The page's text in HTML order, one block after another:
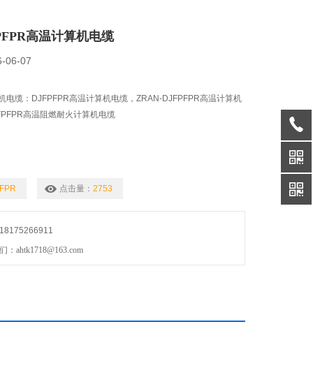
高温计算机电缆
06-07
电缆：DJFPFPR高温计算机电缆，ZRAN-DJFPFPR高温计算机
高温阻燃耐火计算机电缆
点击量： 2753
：ahtk1718@163.com